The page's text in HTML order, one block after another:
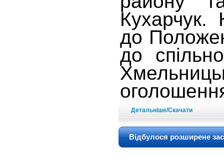
Кухарчук.
до
до
Детальніше/Скачати
Відбулося розширене